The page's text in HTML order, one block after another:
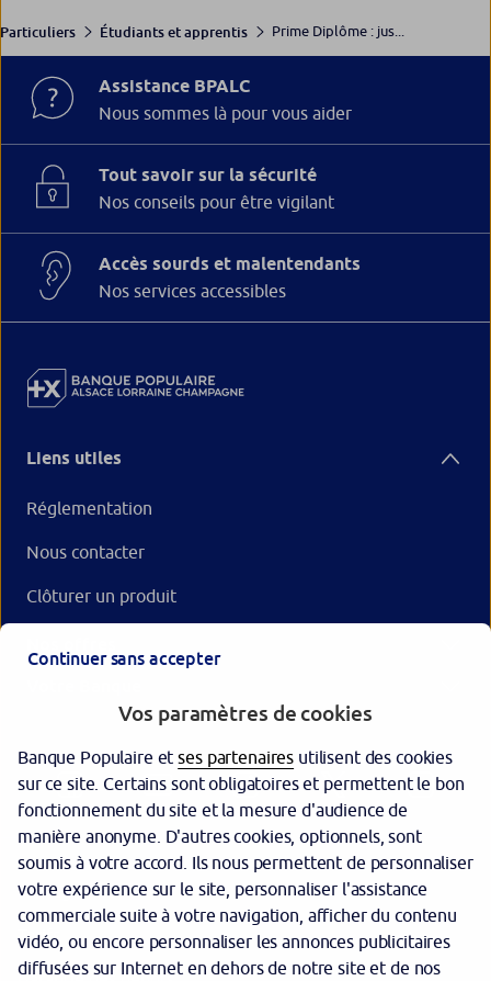
Particuliers Étudiants et apprentis Prime Diplôme : jus...
Assistance BPALC
Nous sommes là pour vous aider
Tout savoir sur la sécurité
Nos conseils pour être vigilant
Accès sourds et malentendants
Nos services accessibles
Liens utiles
Réglementation
Nous contacter
Clôturer un produit
Nos agences
Tarifs
Continuer sans accepter
Vos paramètres de cookies
Banque Populaire etses partenaires utilisent des cookies
sur ce site. Certains sont obligatoires et permettent le bon
fonctionnement du site et la mesure d'audience de
manière anonyme. D'autres cookies, optionnels, sont
soumis à votre accord. Ils nous permettent de personnaliser
votre expérience sur le site, personnaliser l'assistance
commerciale suite à votre navigation, afficher du contenu
vidéo, ou encore personnaliser les annonces publicitaires
diffusées sur Internet en dehors de notre site et de nos